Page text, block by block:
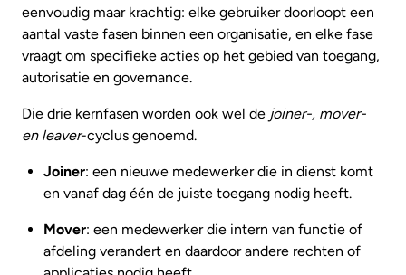
eenvoudig maar krachtig: elke gebruiker doorloopt een
aantal vaste fasen binnen een organisatie, en elke fase
vraagt om specifieke acties op het gebied van toegang,
autorisatie en governance.
Die drie kernfasen worden ook wel de joiner-, mover-
en leaver-cyclus genoemd.
Joiner: een nieuwe medewerker die in dienst komt
en vanaf dag één de juiste toegang nodig heeft.
Mover: een medewerker die intern van functie of
afdeling verandert en daardoor andere rechten of